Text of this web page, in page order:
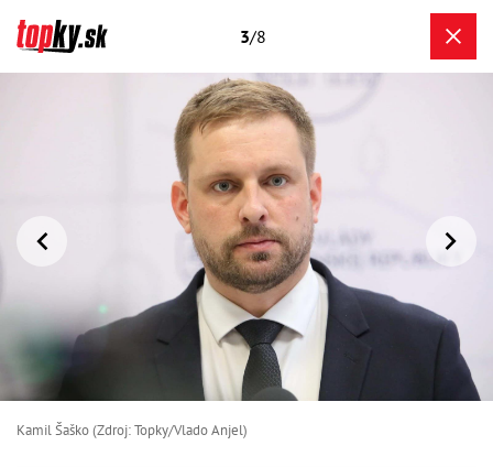
3/8
Kamil Šaško (Zdroj: Topky/Vlado Anjel)